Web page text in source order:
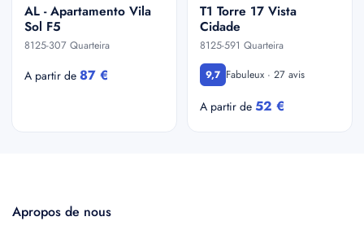
AL - Apartamento Vila
Sol F5
8125-307 Quarteira
A partir de 87 €
T1 Torre 17 Vista
Cidade
8125-591 Quarteira
9,7 Fabuleux · 27 avis
A partir de 52 €
Apropos de nous